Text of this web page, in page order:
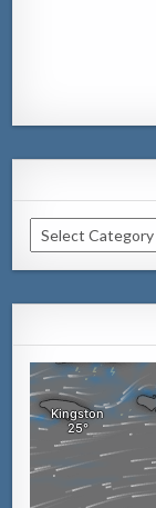
Categorianan